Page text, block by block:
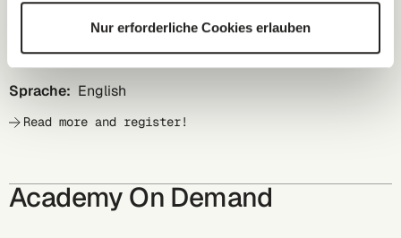
Nur erforderliche Cookies erlauben
calculating a corporate carbon footprint and share
strategies for addressing scope 3 emissions.
Beginn: 16:00 CET
Sprache: English
Read more and register!
Academy On Demand